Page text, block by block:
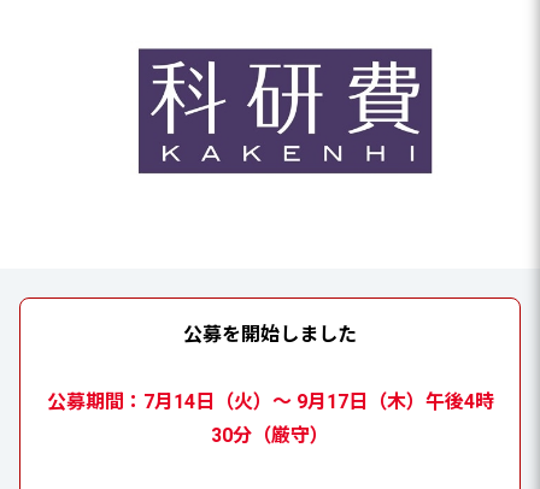
公募を開始しました
公募期間：7月14日（火）～ 9月17日（木）午後4時
30分（厳守）